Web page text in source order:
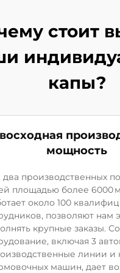
стоит
капы?
мощность
производственных
площадью более 6000
около 100
позволяют нам
крупные заказы.
включая 3
линии и
машин, дает